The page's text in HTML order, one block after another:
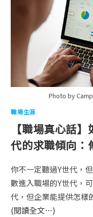
Photo by
職場生涯
【職場真心話
代的求職傾向：
你不一定聽過Y世代，
數進入職場的Y世代，
代，但企業能提供怎樣
(閱讀全文…)